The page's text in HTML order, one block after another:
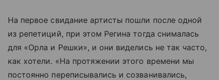
На первое свидание артисты пошли после одной
из репетиций, при этом Регина тогда снималась
для «Орла и Решки», и они виделись не так часто,
как хотели. «На протяжении этого времени мы
постоянно переписывались и созванивались,